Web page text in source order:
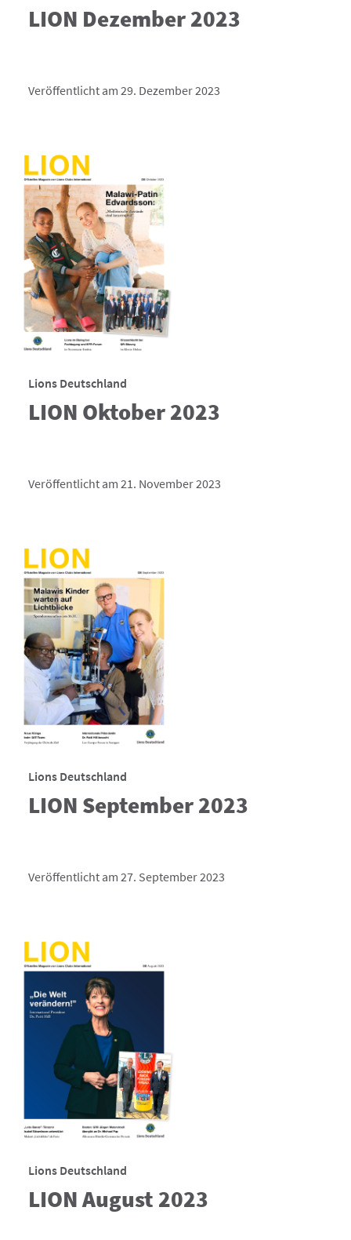
LION Dezember 2023
Veröffentlicht am 29. Dezember 2023
Lions Deutschland
LION Oktober 2023
Veröffentlicht am 21. November 2023
Lions Deutschland
LION September 2023
Veröffentlicht am 27. September 2023
Lions Deutschland
LION August 2023